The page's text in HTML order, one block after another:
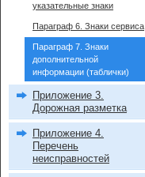
указательные знаки
Параграф 6. Знаки сервиса
Параграф 7. Знаки
дополнительной
информации (таблички)
Приложение 3.
Дорожная разметка
Приложение 4.
Перечень
неисправностей